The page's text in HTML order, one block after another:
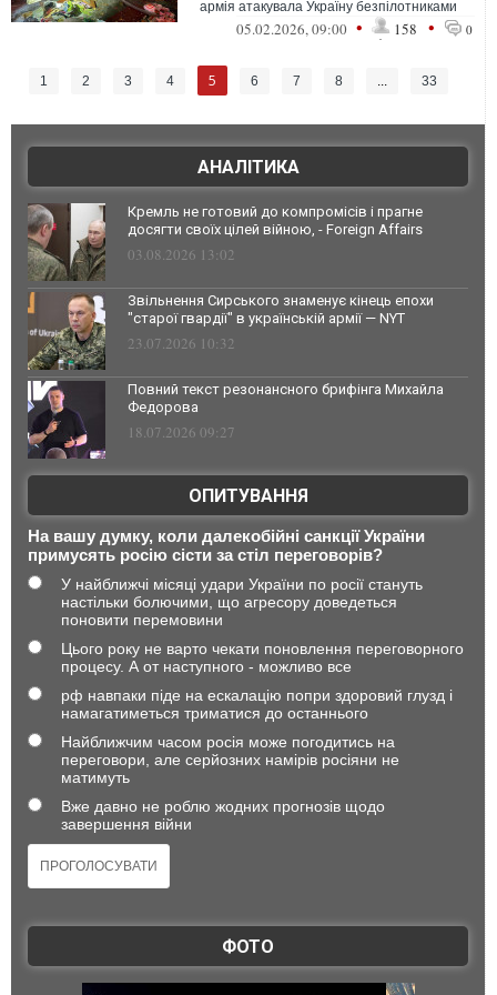
армія атакувала Україну безпілотниками
05.02.2026, 09:00 • 158 • 0
1 2 3 4 5 6 7 8 ... 33
АНАЛІТИКА
Кремль не готовий до компромісів і прагне
досягти своїх цілей війною, - Foreign Affairs
03.08.2026 13:02
Звільнення Сирського знаменує кінець епохи
"старої гвардії" в українській армії — NYT
23.07.2026 10:32
Повний текст резонансного брифінга Михайла
Федорова
18.07.2026 09:27
ОПИТУВАННЯ
На вашу думку, коли далекобійні санкції України
примусять росію сісти за стіл переговорів?
У найближчі місяці удари України по росії стануть
настільки болючими, що агресору доведеться
поновити перемовини
Цього року не варто чекати поновлення переговорного
процесу. А от наступного - можливо все
рф навпаки піде на ескалацію попри здоровий глузд і
намагатиметься триматися до останнього
Найближчим часом росія може погодитись на
переговори, але серйозних намірів росіяни не
матимуть
Вже давно не роблю жодних прогнозів щодо
завершення війни
ФОТО